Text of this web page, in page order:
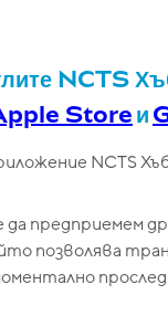
NCTS
Store и
NCTS
предприемем
позволява